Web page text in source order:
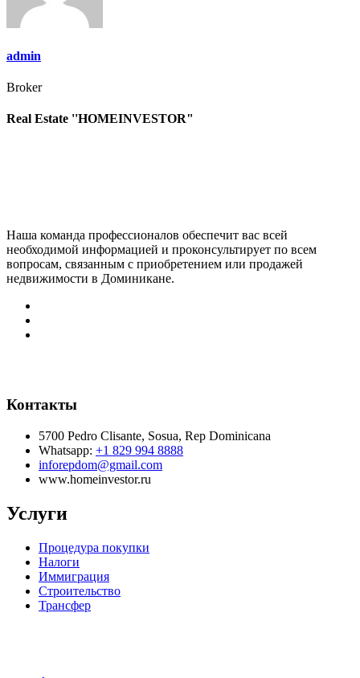
admin
Broker
Real Estate ''HOMEINVESTOR"
Наша команда профессионалов обеспечит вас всей
необходимой информацией и проконсультирует по всем
вопросам, связанным с приобретением или продажей
недвижимости в Доминикане.
Контакты
5700 Pedro Clisante, Sosua, Rep Dominicana
Whatsapp: +1 829 994 8888
inforepdom@gmail.com
www.homeinvestor.ru
Услуги
Процедура покупки
Налоги
Иммиграция
Строительство
Трансфер